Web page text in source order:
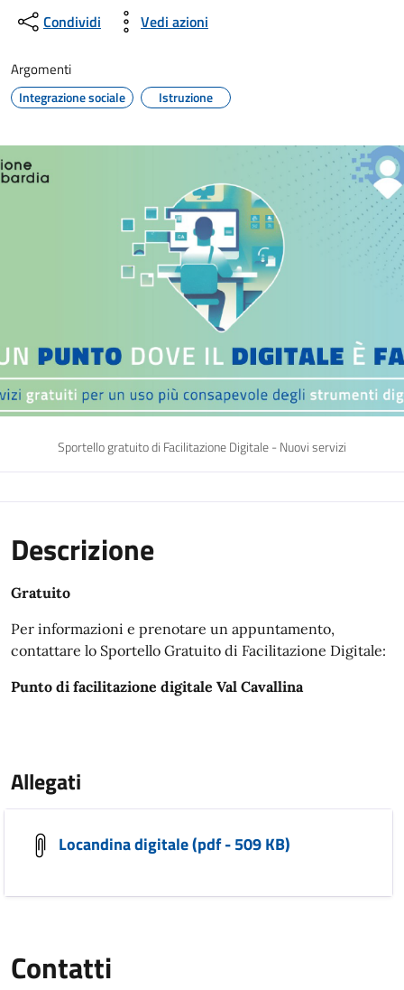
Condividi Vedi azioni
Argomenti
Integrazione sociale Istruzione
Sportello gratuito di Facilitazione Digitale - Nuovi servizi
Descrizione
Gratuito
Per informazioni e prenotare un appuntamento,
contattare lo Sportello Gratuito di Facilitazione Digitale:
Punto di facilitazione digitale Val Cavallina
Allegati
Locandina digitale (pdf - 509 KB)
Contatti